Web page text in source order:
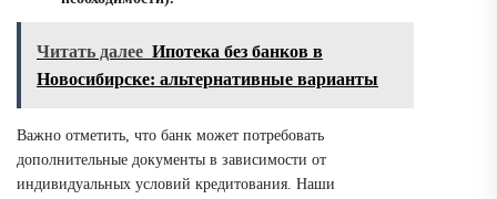
Читать далее Ипотека без банков в
Новосибирске: альтернативные варианты
Важно отметить, что банк может потребовать
дополнительные документы в зависимости от
индивидуальных условий кредитования. Наши